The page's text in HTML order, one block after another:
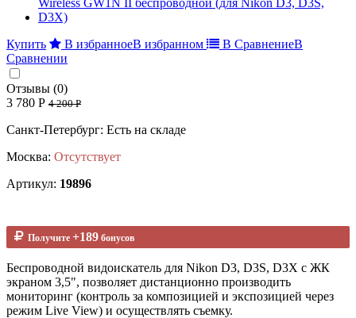
Купить В избранноеВ избранном В СравнениеВ
Сравнении
Отзывы (0)
3 780 Р 4 200 Р
Санкт-Петербург: Есть на складе
Москва: Отсутствует
Артикул: 19896
Получите +189 бонусов
Беспроводной видоискатель для Nikon D3, D3S, D3X с ЖК
экраном 3,5", позволяет дистанционно производить
мониторинг (контроль за композицией и экспозицией через
режим Live View) и осуществлять съемку.